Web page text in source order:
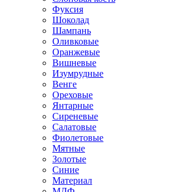
Фуксия
Шоколад
Шампань
Оливковые
Оранжевые
Вишневые
Изумрудные
Венге
Ореховые
Янтарные
Сиреневые
Салатовые
Фиолетовые
Мятные
Золотые
Синие
Материал